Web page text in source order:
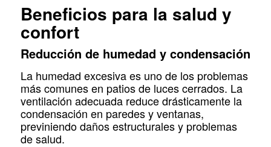
Beneficios para la salud y
confort
Reducción de humedad y condensación
La humedad excesiva es uno de los problemas
más comunes en patios de luces cerrados. La
ventilación adecuada reduce drásticamente la
condensación en paredes y ventanas,
previniendo daños estructurales y problemas
de salud.